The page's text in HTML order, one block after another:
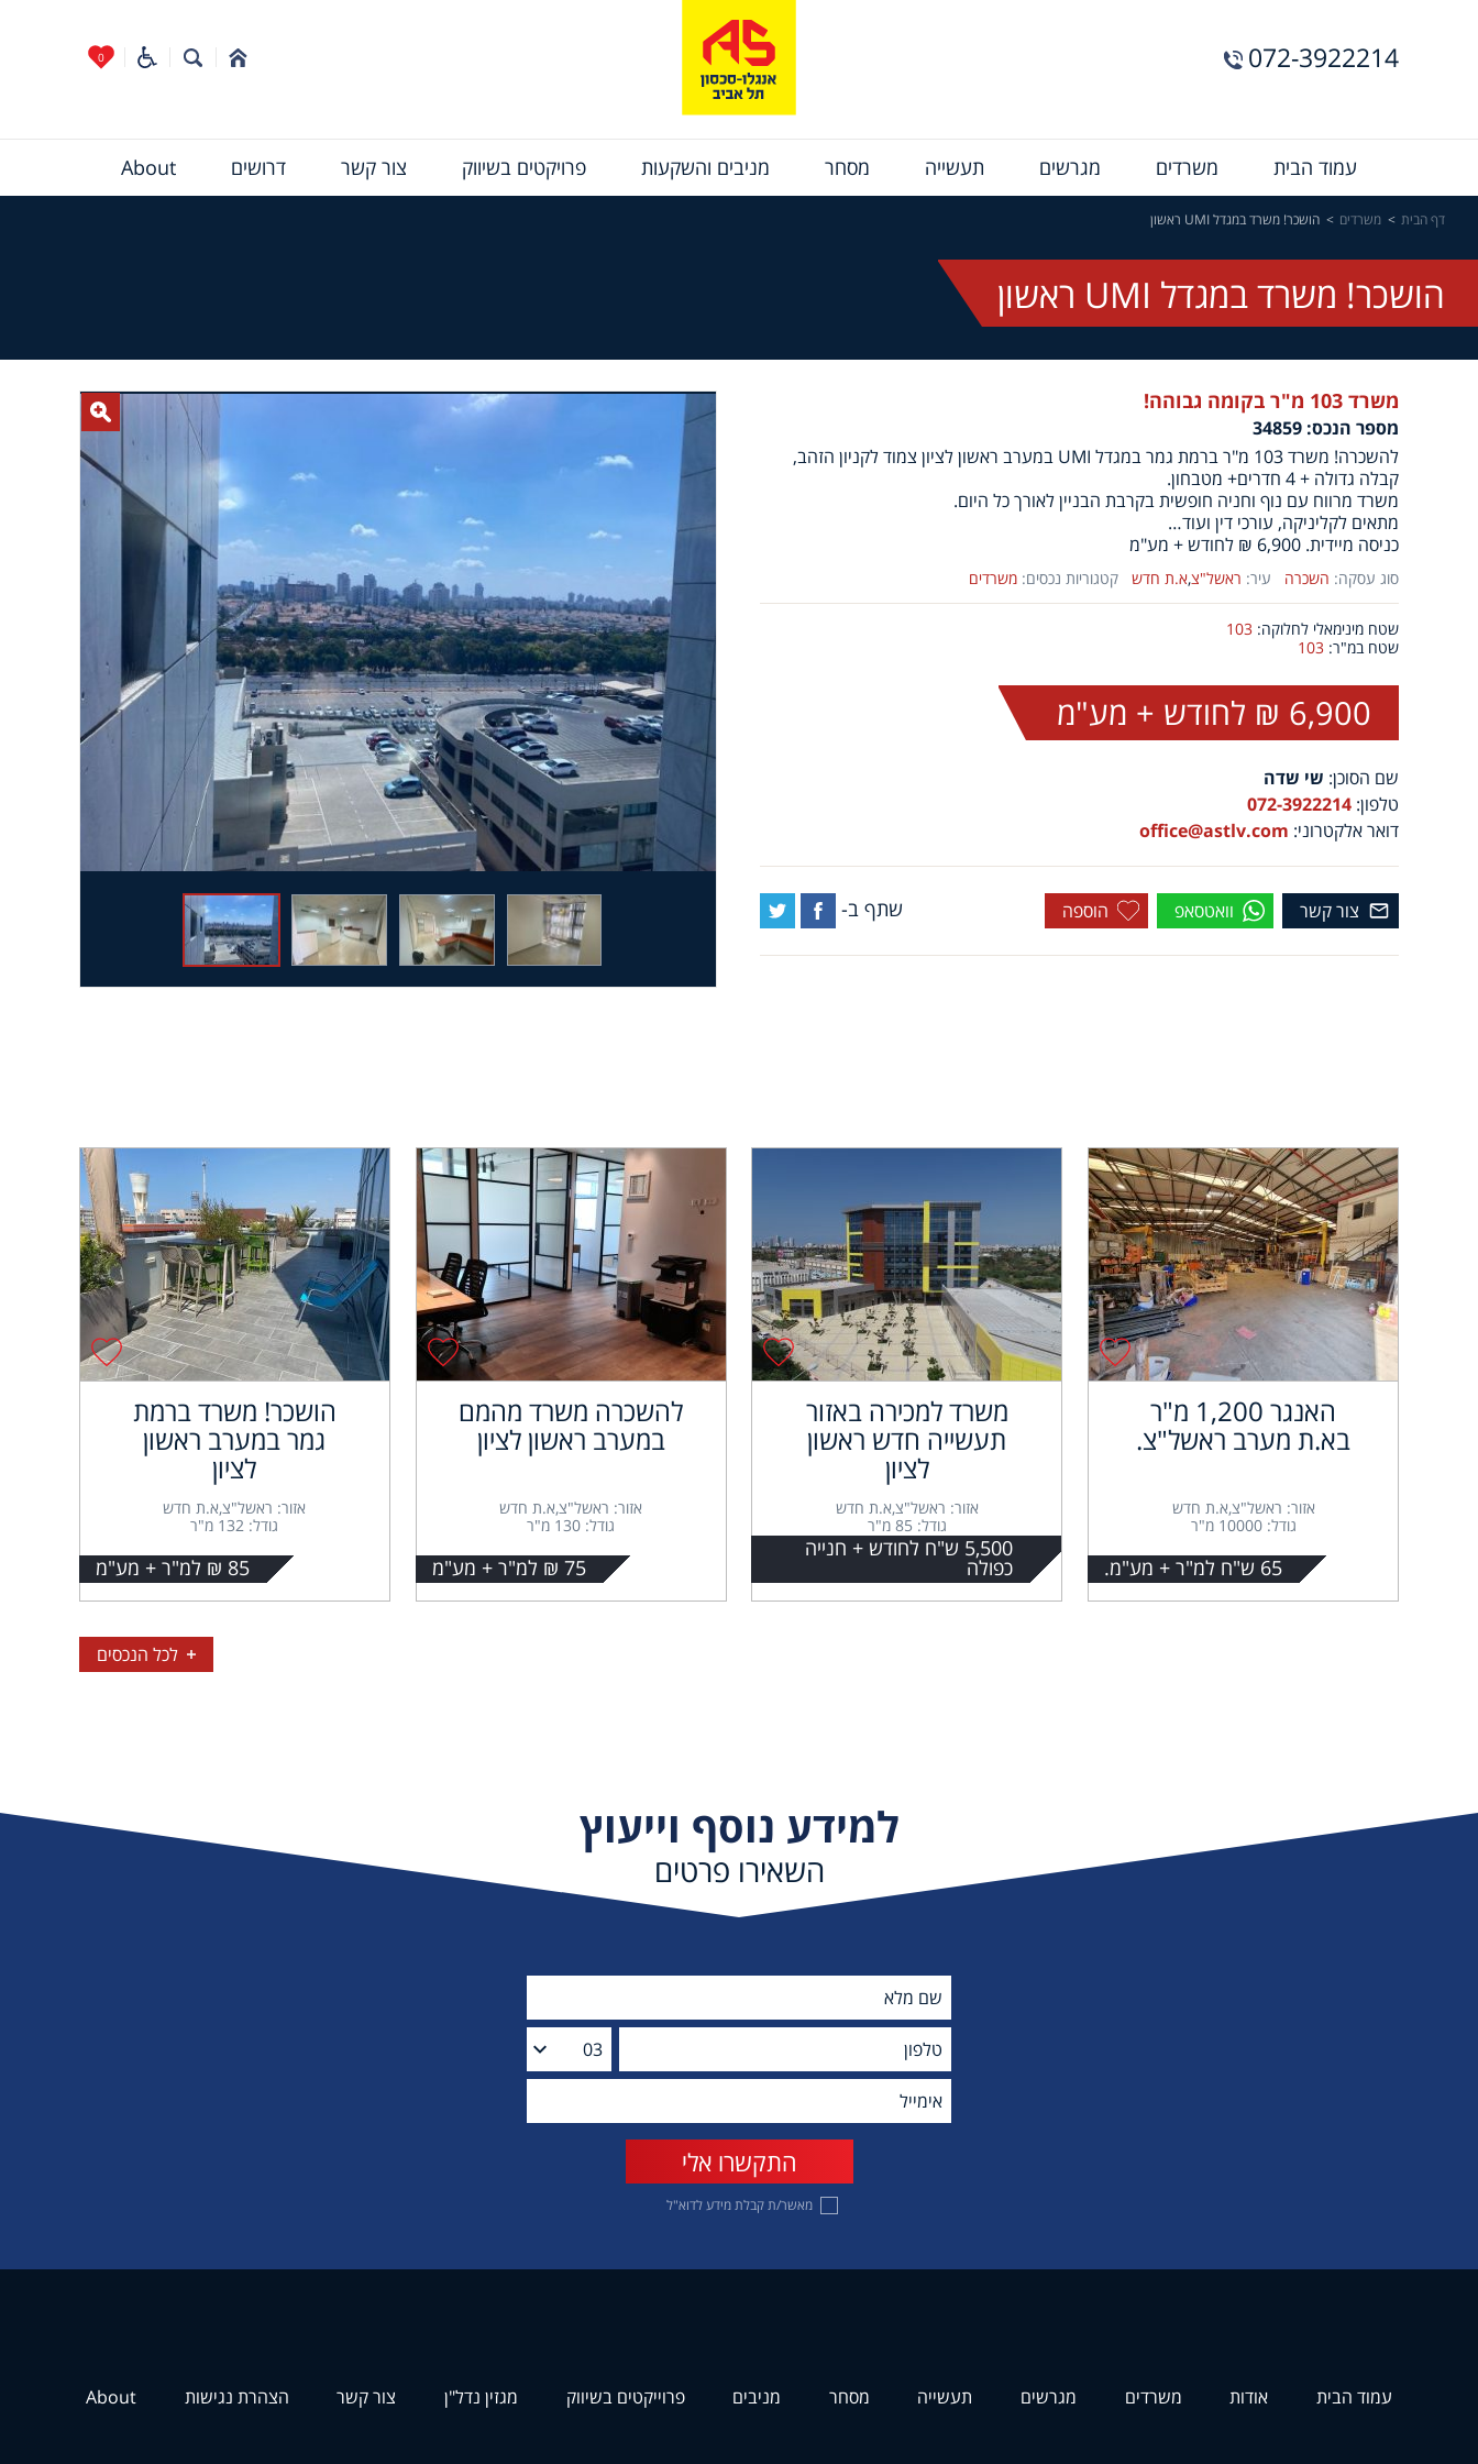
072-3922214
0
עמוד הבית משרדים מגרשים תעשייה מסחר מניבים והשקעות פרויקטים בשיווק צור קשר דרושים About
דף הבית משרדים הושכר! משרד במגדל UMI ראשון
הושכר! משרד במגדל UMI ראשון
משרד 103 מ"ר בקומה גבוהה!
מספר הנכס: 34859
להשכרה! משרד 103 מ"ר ברמת גמר במגדל UMI במערב ראשון לציון צמוד לקניון הזהב,
קבלה גדולה + 4 חדרים+ מטבחון.
משרד מרווח עם נוף וחניה חופשית בקרבת הבניין לאורך כל היום.
מתאים לקליניקה, עורכי דין ועוד…
כניסה מיידית. 6,900 ₪ לחודש + מע"מ
סוג עסקה: השכרה עיר: ראשל"צ,א.ת חדש קטגוריות נכסים: משרדים
שטח מינימאלי לחלוקה: 103
שטח במ"ר: 103
6,900 ₪ לחודש + מע"מ
שם הסוכן: שי שדה
טלפון: 072-3922214
דואר אלקטרוני: office@astlv.com
צור קשר וואטסאפ הוספה שתף ב-
האנגר 1,200 מ"ר
בא.ת מערב ראשל"צ.
אזור: ראשל"צ,א.ת חדש
גודל: 10000 מ"ר
65 ש"ח למ"ר + מע"מ.
משרד למכירה באזור
תעשייה חדש ראשון
לציון
אזור: ראשל"צ,א.ת חדש
גודל: 85 מ"ר
5,500 ש"ח לחודש + חנייה
כפולה
להשכרה משרד מהמם
במערב ראשון לציון
אזור: ראשל"צ,א.ת חדש
גודל: 130 מ"ר
75 ₪ למ"ר + מע"מ
הושכר! משרד ברמת
גמר במערב ראשון
לציון
אזור: ראשל"צ,א.ת חדש
גודל: 132 מ"ר
85 ₪ למ"ר + מע"מ
לכל הנכסים
למידע נוסף וייעוץ
השאירו פרטים
מאשר/ת קבלת מידע לדוא"ל
עמוד הבית אודות משרדים מגרשים תעשייה מסחר מניבים פרוייקטים בשיווק מגזין נדל"ן צור קשר הצהרת נגישות About